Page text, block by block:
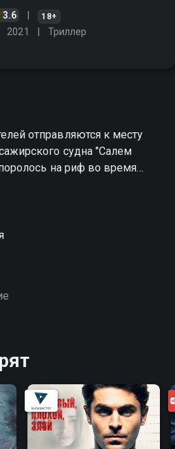
3.6 18+
2021 Триллер
отправляются к месту
судна "Салем
на риф во время
на глубину,